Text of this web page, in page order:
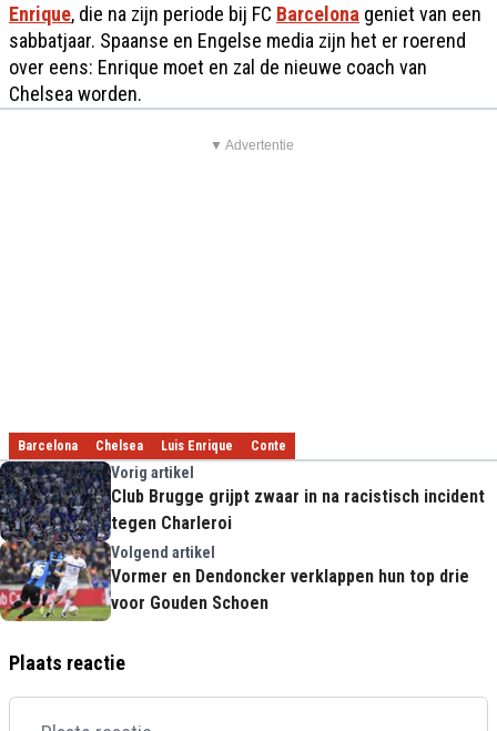
Enrique, die na zijn periode bij FC Barcelona geniet van een
sabbatjaar. Spaanse en Engelse media zijn het er roerend
over eens: Enrique moet en zal de nieuwe coach van
Chelsea worden.
▼ Advertentie
Barcelona Chelsea Luis Enrique Conte
Vorig artikel
Club Brugge grijpt zwaar in na racistisch incident
tegen Charleroi
Volgend artikel
Vormer en Dendoncker verklappen hun top drie
voor Gouden Schoen
Plaats reactie